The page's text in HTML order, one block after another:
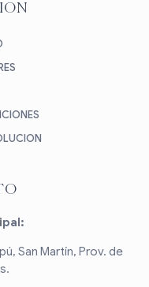
San Martín, Prov. de